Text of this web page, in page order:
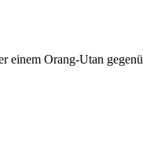
Orang-Utan